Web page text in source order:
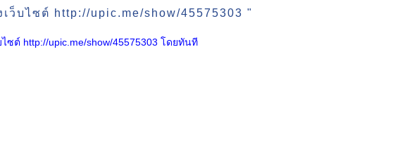
ว็บไซต์ http://upic.me/show/45575303 "
ซต์ http://upic.me/show/45575303 โดยทันที